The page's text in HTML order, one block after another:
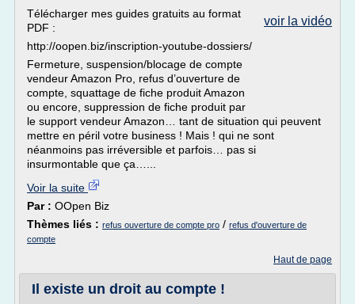
voir la vidéo
Télécharger mes guides gratuits au format
PDF :
http://oopen.biz/inscription-youtube-dossiers/
Fermeture, suspension/blocage de compte
vendeur Amazon Pro, refus d’ouverture de
compte, squattage de fiche produit Amazon
ou encore, suppression de fiche produit par
le support vendeur Amazon… tant de situation qui peuvent
mettre en péril votre business ! Mais ! qui ne sont
néanmoins pas irréversible et parfois… pas si
insurmontable que ça…...
Voir la suite
Par : OOpen Biz
Thèmes liés : refus ouverture de compte pro / refus d'ouverture de
compte
Haut de page
Il existe un droit au compte !